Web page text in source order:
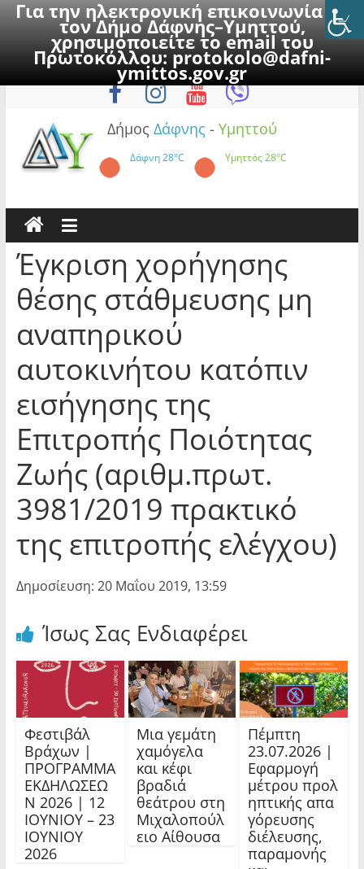
Για την ηλεκτρονική επικοινωνία με
τον Δήμο Δάφνης–Υμηττού,
χρησιμοποιείτε το email του
Πρωτοκόλλου:protokolo@dafni-
ymittos.gov.gr
to
Παρασκευή, 7 Αυγούστου 2026
Δήμος Δάφνης - Υμηττού
Δάφνη28°C Υμηττός28°C
Έγκριση χορήγησης
θέσης στάθμευσης μη
αναπηρικού
αυτοκινήτου κατόπιν
εισήγησης της
Επιτροπής Ποιότητας
Ζωής (αριθμ.πρωτ.
3981/2019 πρακτικό
της επιτροπής ελέγχου)
Δημοσίευση: 20 Μαΐου 2019, 13:59
Ίσως Σας Ενδιαφέρει
Φεστιβάλ
Βράχων |
ΠΡΟΓΡΑΜΜΑ
ΕΚΔΗΛΩΣΕΩ
Ν 2026 | 12
ΙΟΥΝΙΟΥ – 23
ΙΟΥΝΙΟΥ
2026
Μια γεμάτη
χαμόγελα
και κέφι
βραδιά
θεάτρου στη
Μιχαλοπούλ
ειο Αίθουσα
Πέμπτη
23.07.2026 |
Εφαρμογή
μέτρου προλ
ηπτικής απα
γόρευσης
διέλευσης,
παραμονής